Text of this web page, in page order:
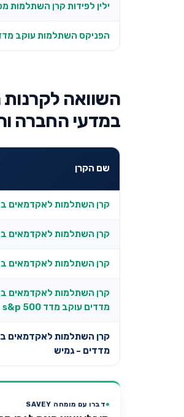
ילין לפידות קרן השתלמות
הפניקס השתלמות עוקב
השוואה
במדעי החברה
שם הקרן
קרן השתלמות לאקדמאים
קרן השתלמות לאקדמאים
קרן השתלמות לאקדמאים
קרן השתלמות לאקדמאים
מדדים עוקב מדד s&p 500
קרן השתלמות לאקדמאים
מדדים - גמיש
דברו עם מומחה SAVEY